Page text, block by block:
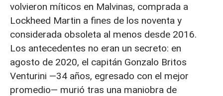
volvieron míticos en Malvinas, comprada a
Lockheed Martin a fines de los noventa y
considerada obsoleta al menos desde 2016.
Los antecedentes no eran un secreto: en
agosto de 2020, el capitán Gonzalo Britos
Venturini —34 años, egresado con el mejor
promedio— murió tras una maniobra de